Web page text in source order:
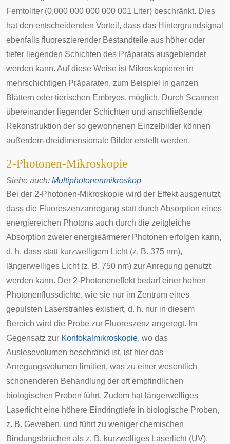
Femtoliter (0,000 000 000 000 001 Liter) beschränkt. Dies
hat den entscheidenden Vorteil, dass das Hintergrundsignal
ebenfalls fluoreszierender Bestandteile aus höher oder
tiefer liegenden Schichten des Präparats ausgeblendet
werden kann. Auf diese Weise ist Mikroskopieren in
mehrschichtigen Präparaten, zum Beispiel in ganzen
Blättern oder tierischen Embryos, möglich. Durch Scannen
übereinander liegender Schichten und anschließende
Rekonstruktion der so gewonnenen Einzelbilder können
außerdem dreidimensionale Bilder erstellt werden.
2-Photonen-Mikroskopie
Siehe auch: Multiphotonenmikroskop
Bei der 2-Photonen-Mikroskopie wird der Effekt ausgenutzt,
dass die Fluoreszenzanregung statt durch Absorption eines
energiereichen Photons auch durch die zeitgleiche
Absorption zweier energieärmerer Photonen erfolgen kann,
d. h. dass statt kurzwelligem Licht (z. B. 375 nm),
längerwelliges Licht (z. B. 750 nm) zur Anregung genutzt
werden kann. Der 2-Photoneneffekt bedarf einer hohen
Photonenflussdichte, wie sie nur im Zentrum eines
gepulsten Laserstrahles existiert, d. h. nur in diesem
Bereich wird die Probe zur Fluoreszenz angeregt. Im
Gegensatz zur Konfokalmikroskopie, wo das
Auslesevolumen beschränkt ist, ist hier das
Anregungsvolumen limitiert, was zu einer wesentlich
schonenderen Behandlung der oft empfindlichen
biologischen Proben führt. Zudem hat längerwelliges
Laserlicht eine höhere Eindringtiefe in biologische Proben,
z. B. Geweben, und führt zu weniger chemischen
Bindungsbrüchen als z. B. kurzwelliges Laserlicht (UV).